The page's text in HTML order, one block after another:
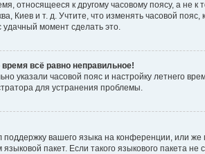
относящееся к другому часовому поясу, а не к
Киев и т. д. Учтите, что изменять часовой
удачный момент сделать это.
всё равно неправильное!
указали часовой пояс и настройку летнего
для устранения проблемы.
поддержку вашего языка на конференции, или
пакет. Если такого языкового пакета